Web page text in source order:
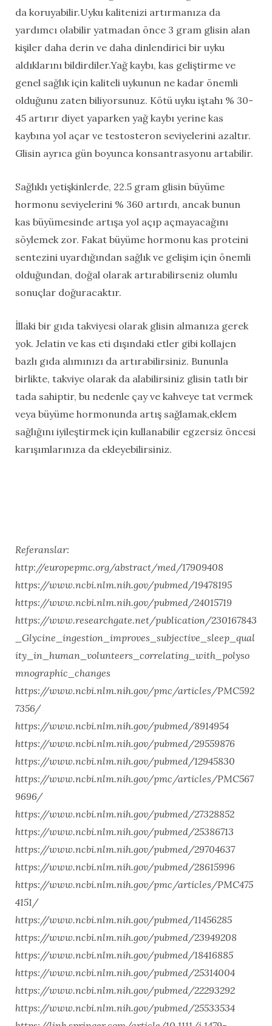
da koruyabilir.Uyku kalitenizi artırmanıza da
yardımcı olabilir yatmadan önce 3 gram glisin alan
kişiler daha derin ve daha dinlendirici bir uyku
aldıklarını bildirdiler.Yağ kaybı, kas geliştirme ve
genel sağlık için kaliteli uykunun ne kadar önemli
olduğunu zaten biliyorsunuz. Kötü uyku iştahı % 30-
45 artırır diyet yaparken yağ kaybı yerine kas
kaybına yol açar ve testosteron seviyelerini azaltır.
Glisin ayrıca gün boyunca konsantrasyonu artabilir.
Sağlıklı yetişkinlerde, 22.5 gram glisin büyüme
hormonu seviyelerini % 360 artırdı, ancak bunun
kas büyümesinde artışa yol açıp açmayacağını
söylemek zor. Fakat büyüme hormonu kas proteini
sentezini uyardığından sağlık ve gelişim için önemli
olduğundan, doğal olarak artırabilirseniz olumlu
sonuçlar doğuracaktır.
İllaki bir gıda takviyesi olarak glisin almanıza gerek
yok. Jelatin ve kas eti dışındaki etler gibi kollajen
bazlı gıda alımınızı da artırabilirsiniz. Bununla
birlikte, takviye olarak da alabilirsiniz glisin tatlı bir
tada sahiptir, bu nedenle çay ve kahveye tat vermek
veya büyüme hormonunda artış sağlamak,eklem
sağlığını iyileştirmek için kullanabilir egzersiz öncesi
karışımlarınıza da ekleyebilirsiniz.
Referanslar:
http://europepmc.org/abstract/med/17909408
https://www.ncbi.nlm.nih.gov/pubmed/19478195
https://www.ncbi.nlm.nih.gov/pubmed/24015719
https://www.researchgate.net/publication/230167843
_Glycine_ingestion_improves_subjective_sleep_qual
ity_in_human_volunteers_correlating_with_polyso
mnographic_changes
https://www.ncbi.nlm.nih.gov/pmc/articles/PMC592
7356/
https://www.ncbi.nlm.nih.gov/pubmed/8914954
https://www.ncbi.nlm.nih.gov/pubmed/29559876
https://www.ncbi.nlm.nih.gov/pubmed/12945830
https://www.ncbi.nlm.nih.gov/pmc/articles/PMC567
9696/
https://www.ncbi.nlm.nih.gov/pubmed/27328852
https://www.ncbi.nlm.nih.gov/pubmed/25386713
https://www.ncbi.nlm.nih.gov/pubmed/29704637
https://www.ncbi.nlm.nih.gov/pubmed/28615996
https://www.ncbi.nlm.nih.gov/pmc/articles/PMC475
4151/
https://www.ncbi.nlm.nih.gov/pubmed/11456285
https://www.ncbi.nlm.nih.gov/pubmed/23949208
https://www.ncbi.nlm.nih.gov/pubmed/18416885
https://www.ncbi.nlm.nih.gov/pubmed/25314004
https://www.ncbi.nlm.nih.gov/pubmed/22293292
https://www.ncbi.nlm.nih.gov/pubmed/25533534